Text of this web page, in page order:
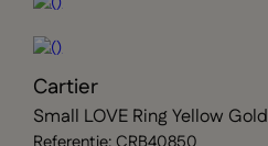
Cartier
Small LOVE Ring Yellow Gold